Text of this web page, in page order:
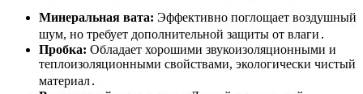
Минеральная вата: Эффективно поглощает воздушный
шум, но требует дополнительной защиты от влаги․
Пробка: Обладает хорошими звукоизоляционными и
теплоизоляционными свойствами, экологически чистый
материал․